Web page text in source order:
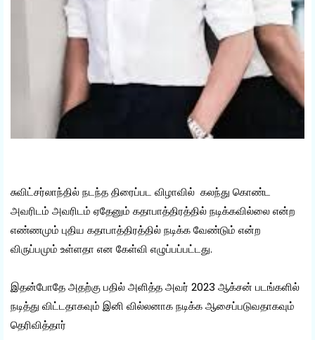
சுவிட்சர்லாந்தில் நடந்த திரைப்பட விழாவில் கலந்து கொண்ட
அவரிடம் அவரிடம் ஏதேனும் கதாபாத்திரத்தில் நடிக்கவில்லை என்ற
எண்ணமும் புதிய கதாபாத்திரத்தில் நடிக்க வேண்டும் என்ற
விருப்பமும் உள்ளதா என கேள்வி எழுப்பப்பட்டது.
இதன்போதே அதற்கு பதில் அளித்த அவர் 2023 ஆக்சன் படங்களில்
நடித்து விட்டதாகவும் இனி வில்லனாக நடிக்க ஆசைப்படுவதாகவும்
தெரிவித்தார்